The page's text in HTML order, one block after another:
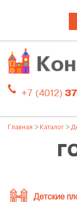
+7 (4012)
Главная > Каталог>
Детские